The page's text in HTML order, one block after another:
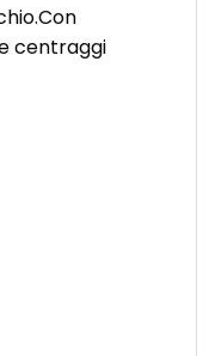
centraggi